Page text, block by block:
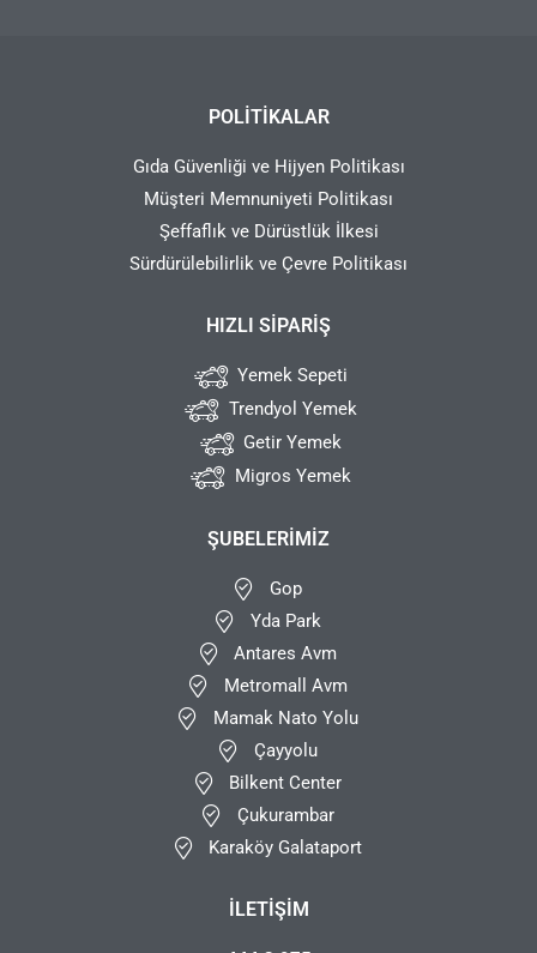
POLITIKALAR
Gıda Güvenliği ve Hijyen Politikası
Müşteri Memnuniyeti Politikası
Şeffaflık ve Dürüstlük İlkesi
Sürdürülebilirlik ve Çevre Politikası
HIZLI SIPARIŞ
Yemek Sepeti
Trendyol Yemek
Getir Yemek
Migros Yemek
ŞUBELERIMIZ
Gop
Yda Park
Antares Avm
Metromall Avm
Mamak Nato Yolu
Çayyolu
Bilkent Center
Çukurambar
Karaköy Galataport
İLETIŞIM